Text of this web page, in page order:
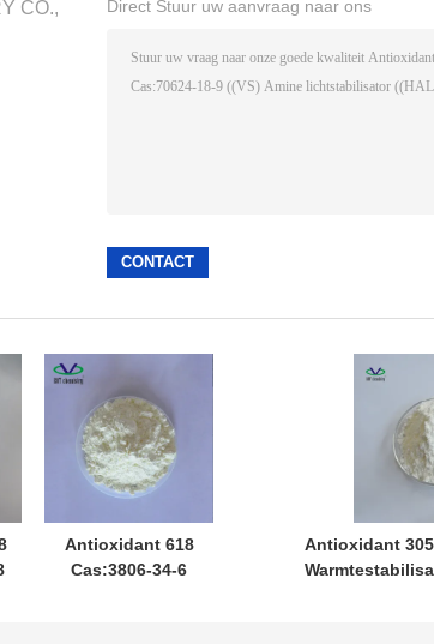
CO.,
Direct Stuur uw aanvraag naar ons
Antioxidant 618
Cas:3806-34-6
Antioxidant